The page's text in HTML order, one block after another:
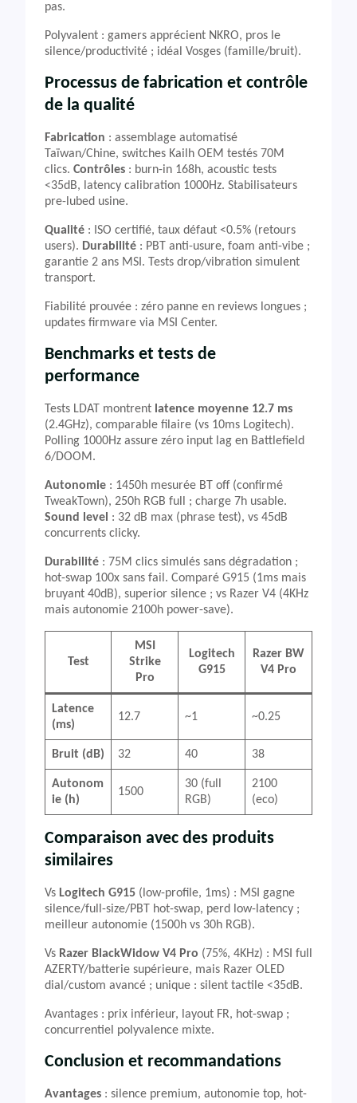
pas.
Polyvalent : gamers apprécient NKRO, pros le
silence/productivité ; idéal Vosges (famille/bruit).
Processus de fabrication et contrôle
de la qualité
Fabrication : assemblage automatisé
Taïwan/Chine, switches Kailh OEM testés 70M
clics. Contrôles : burn-in 168h, acoustic tests
<35dB, latency calibration 1000Hz. Stabilisateurs
pre-lubed usine.
Qualité : ISO certifié, taux défaut <0.5% (retours
users). Durabilité : PBT anti-usure, foam anti-vibe ;
garantie 2 ans MSI. Tests drop/vibration simulent
transport.
Fiabilité prouvée : zéro panne en reviews longues ;
updates firmware via MSI Center.
Benchmarks et tests de
performance
Tests LDAT montrent latence moyenne 12.7 ms
(2.4GHz), comparable filaire (vs 10ms Logitech).
Polling 1000Hz assure zéro input lag en Battlefield
6/DOOM.
Autonomie : 1450h mesurée BT off (confirmé
TweakTown), 250h RGB full ; charge 7h usable.
Sound level : 32 dB max (phrase test), vs 45dB
concurrents clicky.
Durabilité : 75M clics simulés sans dégradation ;
hot-swap 100x sans fail. Comparé G915 (1ms mais
bruyant 40dB), superior silence ; vs Razer V4 (4KHz
mais autonomie 2100h power-save).
Test
MSI
Strike
Pro
Logitech
G915
Razer BW
V4 Pro
Latence
(ms)
12.7 ~1 ~0.25
Bruit (dB) 32 40 38
Autonom
ie (h)
1500
30 (full
RGB)
2100
(eco)
Comparaison avec des produits
similaires
Vs Logitech G915 (low-profile, 1ms) : MSI gagne
silence/full-size/PBT hot-swap, perd low-latency ;
meilleur autonomie (1500h vs 30h RGB).
Vs Razer BlackWidow V4 Pro (75%, 4KHz) : MSI full
AZERTY/batterie supérieure, mais Razer OLED
dial/custom avancé ; unique : silent tactile <35dB.
Avantages : prix inférieur, layout FR, hot-swap ;
concurrentiel polyvalence mixte.
Conclusion et recommandations
Avantages : silence premium, autonomie top, hot-